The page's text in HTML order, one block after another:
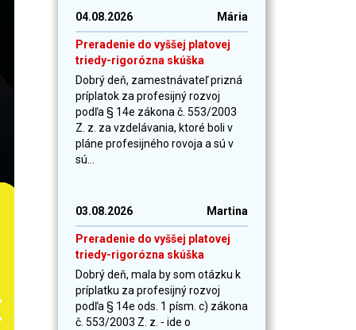
04.08.2026 Mária
Preradenie do vyššej platovej
triedy-rigorózna skúška
Dobrý deň, zamestnávateľ prizná
príplatok za profesijný rozvoj
podľa § 14e zákona č. 553/2003
Z. z. za vzdelávania, ktoré boli v
pláne profesijného rovoja a sú v
sú...
03.08.2026 Martina
Preradenie do vyššej platovej
triedy-rigorózna skúška
Dobrý deň, mala by som otázku k
príplatku za profesijný rozvoj
podľa § 14e ods. 1 písm. c) zákona
č. 553/2003 Z. z. - ide o